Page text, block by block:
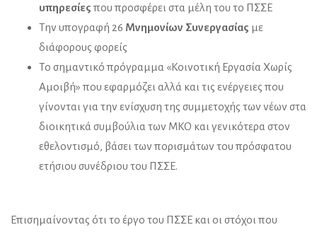
υπηρεσίεςπου προσφέρει στα μέλη του το ΠΣΣΕ
Την υπογραφή 26 Μνημονίων Συνεργασίας με
διάφορους φορείς
Το σημαντικό πρόγραμμα «Κοινοτική Εργασία Χωρίς
Αμοιβή» που εφαρμόζει αλλά και τις ενέργειες που
γίνονται για την ενίσχυση της συμμετοχής των νέων στα
διοικητικά συμβούλια των ΜΚΟ και γενικότερα στον
εθελοντισμό, βάσει των πορισμάτων του πρόσφατου
ετήσιου συνέδριου του ΠΣΣΕ.
Επισημαίνοντας ότι το έργο του ΠΣΣΕ και οι στόχοι που